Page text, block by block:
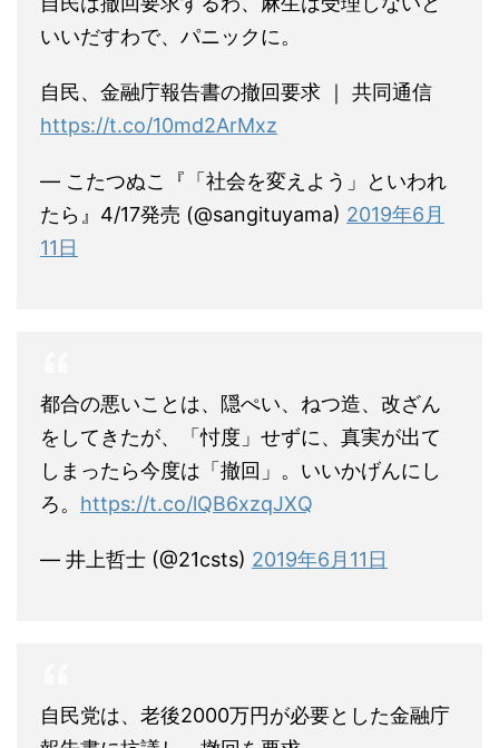
いいだすわで、パニックに。
自民、金融庁報告書の撤回要求 ｜ 共同通信
https://t.co/10md2ArMxz
— こたつぬこ『「社会を変えよう」といわれ
たら』4/17発売 (@sangituyama) 2019年6月
11日
都合の悪いことは、隠ぺい、ねつ造、改ざん
をしてきたが、「忖度」せずに、真実が出て
しまったら今度は「撤回」。いいかげんにし
ろ。 https://t.co/lQB6xzqJXQ
— 井上哲士 (@21csts) 2019年6月11日
自民党は、老後2000万円が必要とした金融庁